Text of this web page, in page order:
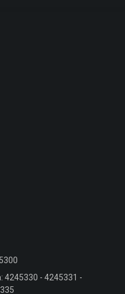
4245330 - 4245331 -